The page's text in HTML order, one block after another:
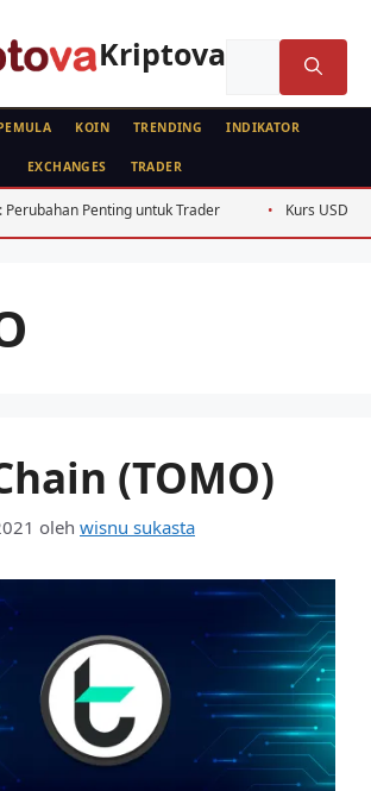
Kriptova
KOIN TRENDING INDIKATOR
EXCHANGES TRADER
Penting untuk Trader Kurs USD IDR
(TOMO)
oleh wisnu sukasta